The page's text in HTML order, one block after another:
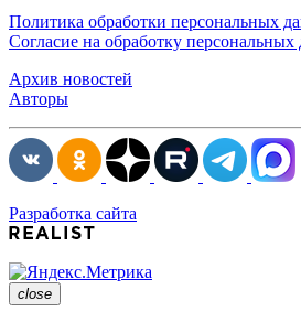
Политика обработки персональных
Согласие на обработку
Архив новостей
Авторы
Разработка сайта
close